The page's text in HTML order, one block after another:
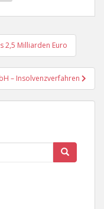
2,5 Milliarden Euro
– Insolvenzverfahren